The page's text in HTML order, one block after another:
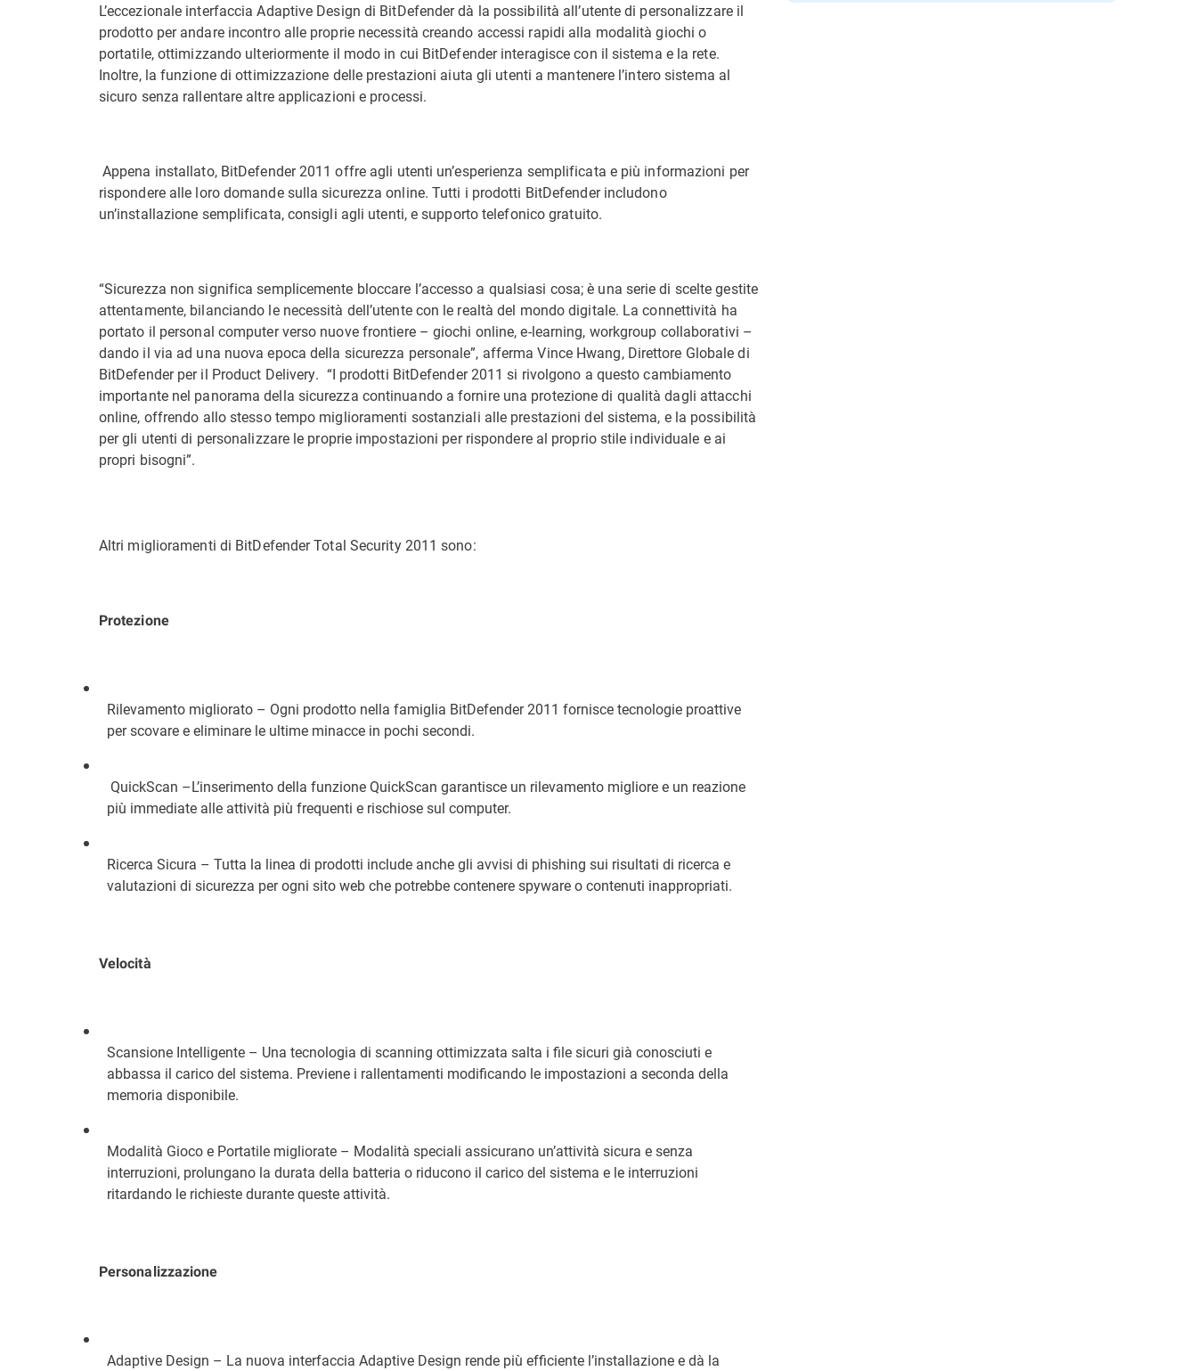
L’eccezionale interfaccia Adaptive Design di BitDefender dà la possibilità all’utente di personalizzare il
prodotto per andare incontro alle proprie necessità creando accessi rapidi alla modalità giochi o
portatile, ottimizzando ulteriormente il modo in cui BitDefender interagisce con il sistema e la rete.
Inoltre, la funzione di ottimizzazione delle prestazioni aiuta gli utenti a mantenere l’intero sistema al
sicuro senza rallentare altre applicazioni e processi.
Appena installato, BitDefender 2011 offre agli utenti un’esperienza semplificata e più informazioni per
rispondere alle loro domande sulla sicurezza online. Tutti i prodotti BitDefender includono
un’installazione semplificata, consigli agli utenti, e supporto telefonico gratuito.
“Sicurezza non significa semplicemente bloccare l’accesso a qualsiasi cosa; è una serie di scelte gestite
attentamente, bilanciando le necessità dell’utente con le realtà del mondo digitale. La connettività ha
portato il personal computer verso nuove frontiere – giochi online, e-learning, workgroup collaborativi –
dando il via ad una nuova epoca della sicurezza personale”, afferma Vince Hwang, Direttore Globale di
BitDefender per il Product Delivery. “I prodotti BitDefender 2011 si rivolgono a questo cambiamento
importante nel panorama della sicurezza continuando a fornire una protezione di qualità dagli attacchi
online, offrendo allo stesso tempo miglioramenti sostanziali alle prestazioni del sistema, e la possibilità
per gli utenti di personalizzare le proprie impostazioni per rispondere al proprio stile individuale e ai
propri bisogni”.
Altri miglioramenti di BitDefender Total Security 2011 sono:
Protezione
Rilevamento migliorato – Ogni prodotto nella famiglia BitDefender 2011 fornisce tecnologie proattive
per scovare e eliminare le ultime minacce in pochi secondi.
QuickScan –L’inserimento della funzione QuickScan garantisce un rilevamento migliore e un reazione
più immediate alle attività più frequenti e rischiose sul computer.
Ricerca Sicura – Tutta la linea di prodotti include anche gli avvisi di phishing sui risultati di ricerca e
valutazioni di sicurezza per ogni sito web che potrebbe contenere spyware o contenuti inappropriati.
Velocità
Scansione Intelligente – Una tecnologia di scanning ottimizzata salta i file sicuri già conosciuti e
abbassa il carico del sistema. Previene i rallentamenti modificando le impostazioni a seconda della
memoria disponibile.
Modalità Gioco e Portatile migliorate – Modalità speciali assicurano un’attività sicura e senza
interruzioni, prolungano la durata della batteria o riducono il carico del sistema e le interruzioni
ritardando le richieste durante queste attività.
Personalizzazione
Adaptive Design – La nuova interfaccia Adaptive Design rende più efficiente l’installazione e dà la